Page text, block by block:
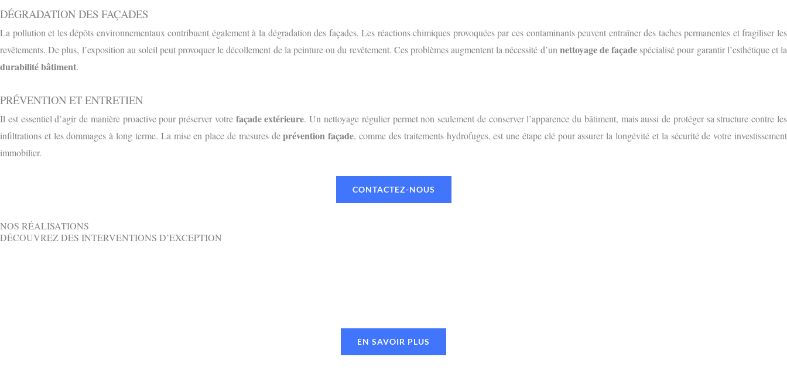
DÉGRADATION DES FAÇADES
La pollution et les dépôts environnementaux contribuent également à la dégradation des façades. Les réactions chimiques provoquées par ces contaminants peuvent entraîner des taches permanentes et fragiliser les
revêtements. De plus, l’exposition au soleil peut provoquer le décollement de la peinture ou du revêtement. Ces problèmes augmentent la nécessité d’unnettoyage de façade spécialisé pour garantir l’esthétique et la
durabilité bâtiment.
PRÉVENTION ET ENTRETIEN
Il est essentiel d’agir de manière proactive pour préserver votre façade extérieure. Un nettoyage régulier permet non seulement de conserver l’apparence du bâtiment, mais aussi de protéger sa structure contre les
infiltrations et les dommages à long terme. La mise en place de mesures deprévention façade, comme des traitements hydrofuges, est une étape clé pour assurer la longévité et la sécurité de votre investissement
immobilier.
CONTACTEZ-NOUS
NOS RÉALISATIONS
DÉCOUVREZ DES INTERVENTIONS D’EXCEPTION
EN SAVOIR PLUS